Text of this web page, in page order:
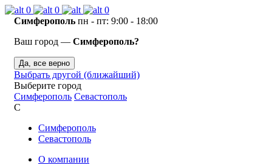
0 0
0
Симферополь пн - пт: 9:00 - 18:00
Ваш город — Симферополь?
Да, все верно
Выбрать другой (ближайший)
Выберите город
Симферополь Севастополь
С
Симферополь
Севастополь
О компании